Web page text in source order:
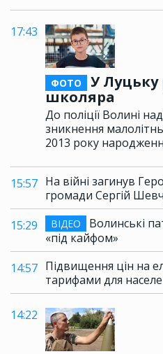
17:43
ФОТО
У
школяра
До поліції Волині
зникнення
2013 року
15:57 На війні загинув
громади Сергій
15:29
ВІДЕО
Волинські
«під кайфом»
14:57 Підвищення цін на
тарифами для
14:22